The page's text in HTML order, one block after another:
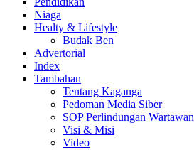
Niaga
Healty & Lifestyle
Budak Ben
Advertorial
Index
Tambahan
Tentang Kaganga
Pedoman Media Siber
SOP Perlindungan Wartawan
Visi & Misi
Video